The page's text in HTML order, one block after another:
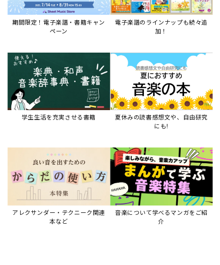
期間限定！電子楽譜・書籍キャン
ペーン
電子楽譜のラインナップも続々追
加！
学生生活を充実させる書籍
夏休みの読書感想文や、自由研究
にも!
アレクサンダー・テクニーク関連
本など
音楽について学べるマンガをご紹
介